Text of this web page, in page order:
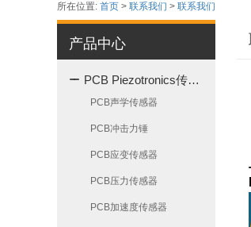
所在位置: 首页 > 联系我们 > 联系我们
产品中心
PCB Piezotronics传感器
PCB声学传感器
PCB冲击力锤
PCB应变传感器
PCB压力传感器
PCB加速度传感器